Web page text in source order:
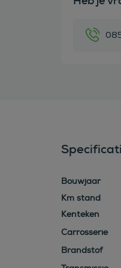
Bouwjaar
Kenteken
Carrosserie
Brandstof